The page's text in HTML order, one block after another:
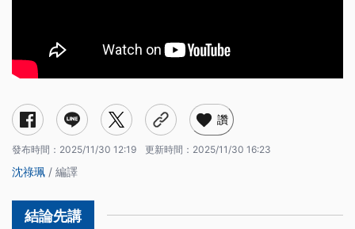
讚
發布時間： 2025/11/30 12:19 更新時間： 2025/11/30 16:23
沈祿珮 / 編譯